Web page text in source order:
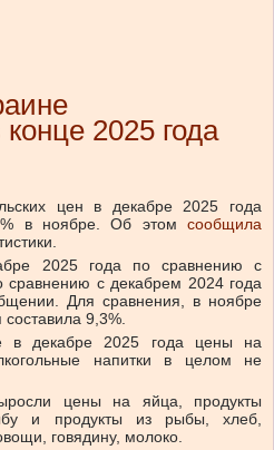
2025 года
цен в декабре 2025 года
в ноябре.
Об этом
сообщила
2025 года по сравнению с
сравнению с декабрем 2024 года
Для сравнения, вноябре
9,3%.
в декабре 2025 года цены на
напитки в целом не
цены на яйца, продукты
и продукты из рыбы, хлеб,
говядину, молоко.